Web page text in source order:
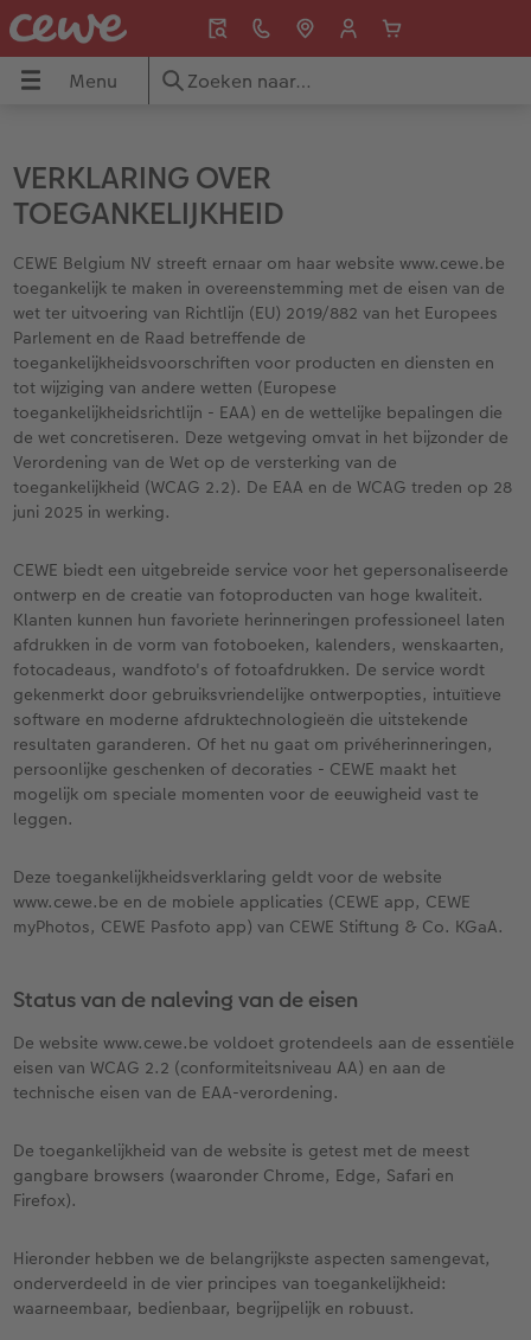
Menu
Menu
Fotoboek maken
Large Staand
Large Liggend
Medium
XL
XXL Staand
Compact Liggend
Compact Vierkant
Kids
Papiersoorten
Mogelijkheden
Reliëfopdruk
Alle extra's
Art Collection
Tips voor fotoboeken
Foto's bestellen
Foto afdrukken 10x15
Fotovergrotingen
Matte prints
Retro prints
Mini retro prints
Fine art prints
Mini prints
Foto in lijst
Premium poster
Fotostickers
Fotobox
Pasfoto's maken
Fotokiosk
Alle wanddecoratie
Foto op canvas
Foto op premium poster
Fotocollage
Foto op acrylglas
Foto op aluminium
Foto op forex
Foto op hout
Foto op hexxas
Meerluik
Alle extra's
Wandkalenders
Afsprakenkalenders
Bureaukalenders
Agenda's
Verjaardagskalenders
Papiersoorten
Om op te schrijven
Met designs
Alle extra's
Alle fotocadeaus
Woondecoratie
Puzzels
Drinkbekers
Speelgoed
School & Kantoor
Fotomagneten
Telefoonhoesjes
Fotogeschenkbox
CEWE Cadeaubon
Cadeautips
Alle wenskaarten
Dubbele kaarten
Ansichtkaarten
Direct versturen
Menu- en tafelkaarten
Kaart met insteekfoto
Babykaarten
Verjaardagskaarten
Communiekaarten
Alle thema's
Alle inspiratie
Stedentrip
Gezinsvakantie
Jaarboek maken
Baby & Kind
Familie
Huisdieren
Woondecoratietips
Fotoboektips
Fotografietips
Webinars
Videotutorials
Fotowedstrijden
CEWE Magazine
Alle cadeautips
Snel gemaakt
Cadeaus tot €25
Cadeaus voor hem
Cadeaus voor haar
Cadeaus voor grootouders
Cadeaus voor dieren
Duurzamere cadeaus
App
VERKLARING OVER
TOEGANKELIJKHEID
CEWE Belgium NV streeft ernaar om haar website www.cewe.be
toegankelijk te maken in overeenstemming met de eisen van de
wet ter uitvoering van Richtlijn (EU) 2019/882 van het Europees
Parlement en de Raad betreffende de
toegankelijkheidsvoorschriften voor producten en diensten en
tot wijziging van andere wetten (Europese
toegankelijkheidsrichtlijn - EAA) en de wettelijke bepalingen die
de wet concretiseren. Deze wetgeving omvat in het bijzonder de
Verordening van de Wet op de versterking van de
toegankelijkheid (WCAG 2.2). De EAA en de WCAG treden op 28
juni 2025 in werking.
CEWE biedt een uitgebreide service voor het gepersonaliseerde
ontwerp en de creatie van fotoproducten van hoge kwaliteit.
Klanten kunnen hun favoriete herinneringen professioneel laten
afdrukken in de vorm van fotoboeken, kalenders, wenskaarten,
fotocadeaus, wandfoto's of fotoafdrukken. De service wordt
gekenmerkt door gebruiksvriendelijke ontwerpopties, intuïtieve
software en moderne afdruktechnologieën die uitstekende
resultaten garanderen. Of het nu gaat om privéherinneringen,
persoonlijke geschenken of decoraties - CEWE maakt het
mogelijk om speciale momenten voor de eeuwigheid vast te
leggen.
Deze toegankelijkheidsverklaring geldt voor de website
www.cewe.be en de mobiele applicaties (CEWE app, CEWE
myPhotos, CEWE Pasfoto app) van CEWE Stiftung & Co. KGaA.
Status van de naleving van de eisen
De website www.cewe.be voldoet grotendeels aan de essentiële
eisen van WCAG 2.2 (conformiteitsniveau AA) en aan de
technische eisen van de EAA-verordening.
De toegankelijkheid van de website is getest met de meest
gangbare browsers (waaronder Chrome, Edge, Safari en
Firefox).
Hieronder hebben we de belangrijkste aspecten samengevat,
onderverdeeld in de vier principes van toegankelijkheid:
waarneembaar, bedienbaar, begrijpelijk en robuust.